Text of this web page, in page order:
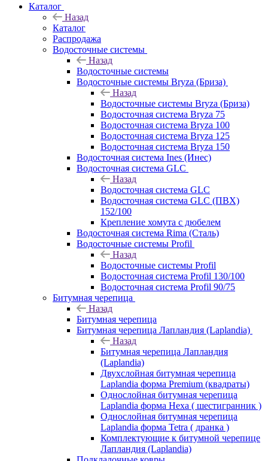
Каталог
Назад
Каталог
Распродажа
Водосточные системы
Назад
Водосточные системы
Водосточные системы Bryza (Бриза)
Назад
Водосточные системы Bryza (Бриза)
Водосточная система Bryza 75
Водосточная система Bryza 100
Водосточная система Bryza 125
Водосточная система Bryza 150
Водосточная система Ines (Инес)
Водосточная система GLC
Назад
Водосточная система GLC
Водосточная система GLC (ПВХ)
152/100
Крепление хомута с дюбелем
Водосточная система Rima (Сталь)
Водосточные системы Profil
Назад
Водосточные системы Profil
Водосточная система Profil 130/100
Водосточная система Profil 90/75
Битумная черепица
Назад
Битумная черепица
Битумная черепица Лапландия (Laplandia)
Назад
Битумная черепица Лапландия
(Laplandia)
Двухслойная битумная черепица
Laplandia форма Premium (квадраты)
Однослойная битумная черепица
Laplandia форма Hexa ( шестигранник )
Однослойная битумная черепица
Laplandia форма Tetra ( дранка )
Комплектующие к битумной черепице
Лапландия (Laplandia)